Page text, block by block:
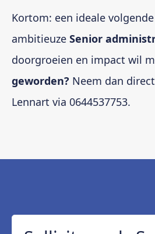
Kortom: een ideale
ambitieuze Senior
doorgroeien en impact wil
geworden? Neem dan
Lennart via 0644537753.